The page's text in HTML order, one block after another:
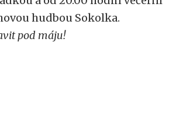
hudbou Sokolka.
pod máju!